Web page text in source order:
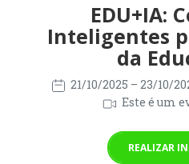
EDU+IA:
Inteligentes
da
21/10/2025 – 23/10/
Este é um
REALIZAR